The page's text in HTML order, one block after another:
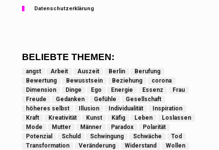
Datenschutzerklärung
BELIEBTE THEMEN:
angst Arbeit Auszeit Berlin
Berufung
Bewertung
Bewusstsein Beziehung
corona
Dimension
Dinge Ego Energie Essenz
Frau
Freude
Gedanken Gefühle
Gesellschaft
höheres selbst
Illusion Individualität
Inspiration
Kraft
Kreativität Kunst Käfig Leben
Loslassen
Mode
Mutter Männer Paradox
Polarität
Potenzial
Schuld Schwingung Schwäche
Tod
Transformation
Veränderung Widerstand
Wollen